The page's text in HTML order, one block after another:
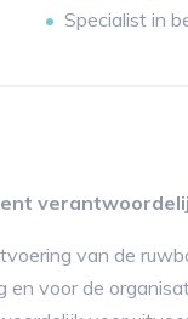
Specialist in
van de
voor de